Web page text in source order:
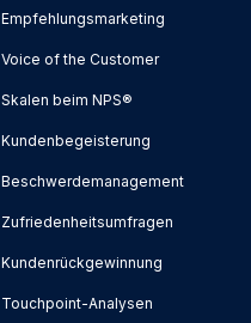
Empfehlungsmarketing
Voice of the Customer
Skalen beim NPS®
Kundenbegeisterung
Beschwerdemanagement
Zufriedenheitsumfragen
Kundenrückgewinnung
Touchpoint-Analysen